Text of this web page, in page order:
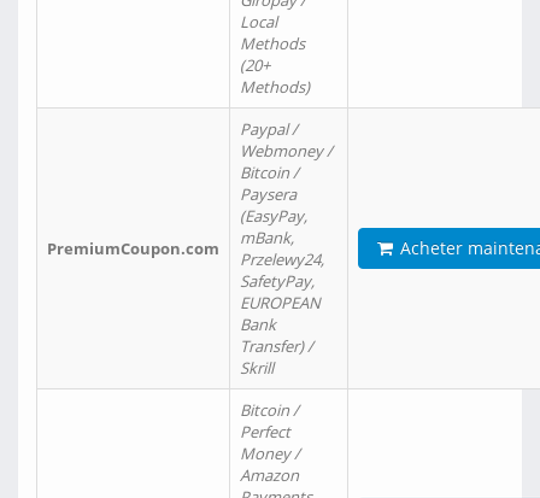
Local
Methods
(20+
Methods)
PremiumCoupon.com
Paypal /
Webmoney /
Bitcoin /
Paysera
(EasyPay,
mBank,
Przelewy24,
SafetyPay,
EUROPEAN
Bank
Transfer) /
Skrill
Acheter
Bitcoin /
Perfect
Money /
Amazon